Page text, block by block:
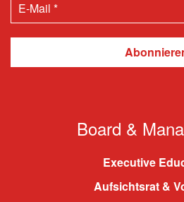
Board &
Executive
Aufsichtsrat &